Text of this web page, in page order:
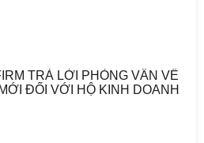
TRẢ LỜI PHỎNG VẤN VỀ
ĐỐI VỚI HỘ KINH DOANH